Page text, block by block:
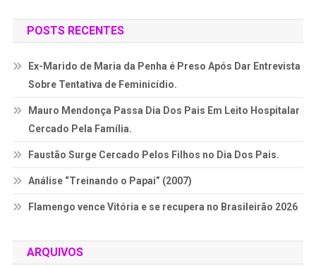
POSTS RECENTES
Ex-Marido de Maria da Penha é Preso Após Dar Entrevista
Sobre Tentativa de Feminicídio.
Mauro Mendonça Passa Dia Dos Pais Em Leito Hospitalar
Cercado Pela Família.
Faustão Surge Cercado Pelos Filhos no Dia Dos Pais.
Análise “Treinando o Papai” (2007)
Flamengo vence Vitória e se recupera no Brasileirão 2026
ARQUIVOS